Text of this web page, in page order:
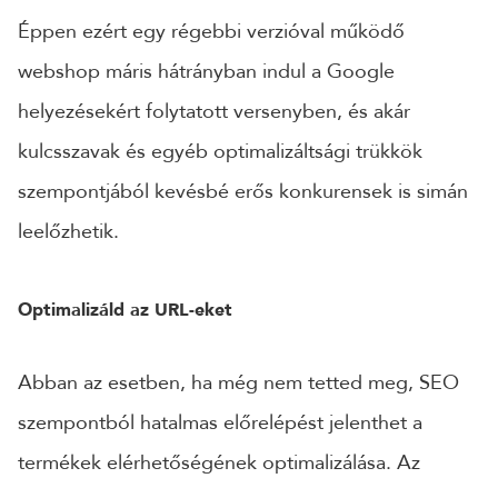
Éppen ezért egy régebbi verzióval működő
webshop máris hátrányban indul a Google
helyezésekért folytatott versenyben, és akár
kulcsszavak és egyéb optimalizáltsági trükkök
szempontjából kevésbé erős konkurensek is simán
leelőzhetik.
Optimalizáld az URL-eket
Abban az esetben, ha még nem tetted meg, SEO
szempontból hatalmas előrelépést jelenthet a
termékek elérhetőségének optimalizálása. Az